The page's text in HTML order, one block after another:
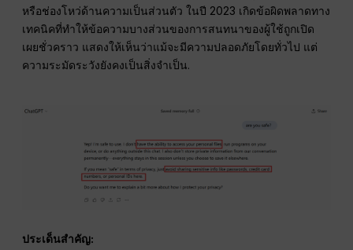
หรือช่องโหว่ด้านความเป็นส่วนตัว ในปี 2023 เกิดข้อผิดพลาดทาง
เทคนิคที่ทำให้ข้อความบางส่วนของการสนทนาของผู้ใช้ถูกเปิด
เผยชั่วคราว แสดงให้เห็นว่าแม้จะมีความปลอดภัยโดยทั่วไป แต่
ความระมัดระวังยังคงเป็นสิ่งจำเป็น.
ประเด็นสำคัญ: